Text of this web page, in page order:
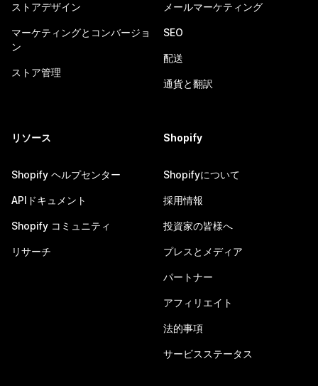
ストアデザイン
マーケティングとコンバージョ
ン
ストア管理
メールマーケティング
SEO
配送
通貨と翻訳
リソース
Shopify ヘルプセンター
APIドキュメント
Shopify コミュニティ
リサーチ
Shopify
Shopifyについて
採用情報
投資家の皆様へ
プレスとメディア
パートナー
アフィリエイト
法的事項
サービスステータス